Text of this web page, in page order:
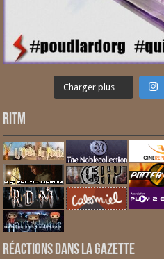
Charger plus…
RITM
Réactions dans la gazette